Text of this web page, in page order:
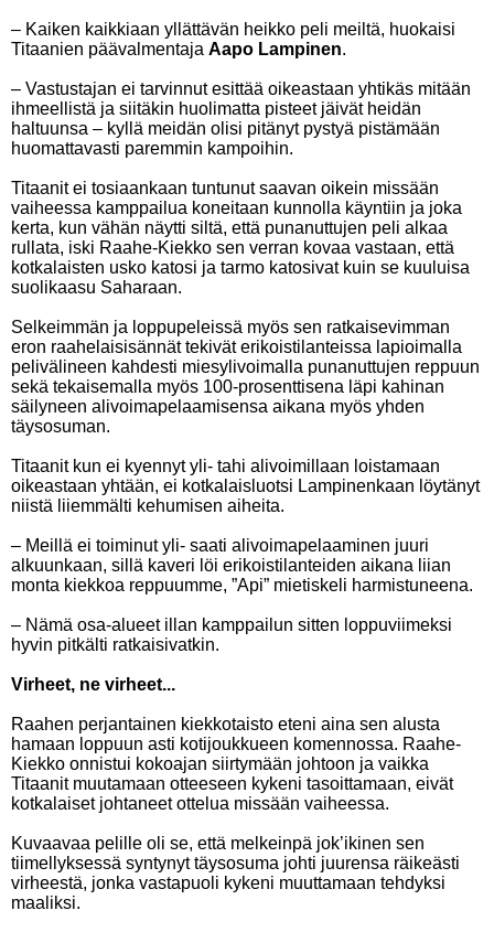
– Kaiken kaikkiaan yllättävän heikko peli meiltä, huokaisi
Titaanien päävalmentaja Aapo Lampinen.
– Vastustajan ei tarvinnut esittää oikeastaan yhtikäs mitään
ihmeellistä ja siitäkin huolimatta pisteet jäivät heidän
haltuunsa – kyllä meidän olisi pitänyt pystyä pistämään
huomattavasti paremmin kampoihin.
Titaanit ei tosiaankaan tuntunut saavan oikein missään
vaiheessa kamppailua koneitaan kunnolla käyntiin ja joka
kerta, kun vähän näytti siltä, että punanuttujen peli alkaa
rullata, iski Raahe-Kiekko sen verran kovaa vastaan, että
kotkalaisten usko katosi ja tarmo katosivat kuin se kuuluisa
suolikaasu Saharaan.
Selkeimmän ja loppupeleissä myös sen ratkaisevimman
eron raahelaisisännät tekivät erikoistilanteissa lapioimalla
pelivälineen kahdesti miesylivoimalla punanuttujen reppuun
sekä tekaisemalla myös 100-prosenttisena läpi kahinan
säilyneen alivoimapelaamisensa aikana myös yhden
täysosuman.
Titaanit kun ei kyennyt yli- tahi alivoimillaan loistamaan
oikeastaan yhtään, ei kotkalaisluotsi Lampinenkaan löytänyt
niistä liiemmälti kehumisen aiheita.
– Meillä ei toiminut yli- saati alivoimapelaaminen juuri
alkuunkaan, sillä kaveri löi erikoistilanteiden aikana liian
monta kiekkoa reppuumme, ”Api” mietiskeli harmistuneena.
– Nämä osa-alueet illan kamppailun sitten loppuviimeksi
hyvin pitkälti ratkaisivatkin.
Virheet, ne virheet...
Raahen perjantainen kiekkotaisto eteni aina sen alusta
hamaan loppuun asti kotijoukkueen komennossa. Raahe-
Kiekko onnistui kokoajan siirtymään johtoon ja vaikka
Titaanit muutamaan otteeseen kykeni tasoittamaan, eivät
kotkalaiset johtaneet ottelua missään vaiheessa.
Kuvaavaa pelille oli se, että melkeinpä jok’ikinen sen
tiimellyksessä syntynyt täysosuma johti juurensa räikeästi
virheestä, jonka vastapuoli kykeni muuttamaan tehdyksi
maaliksi.